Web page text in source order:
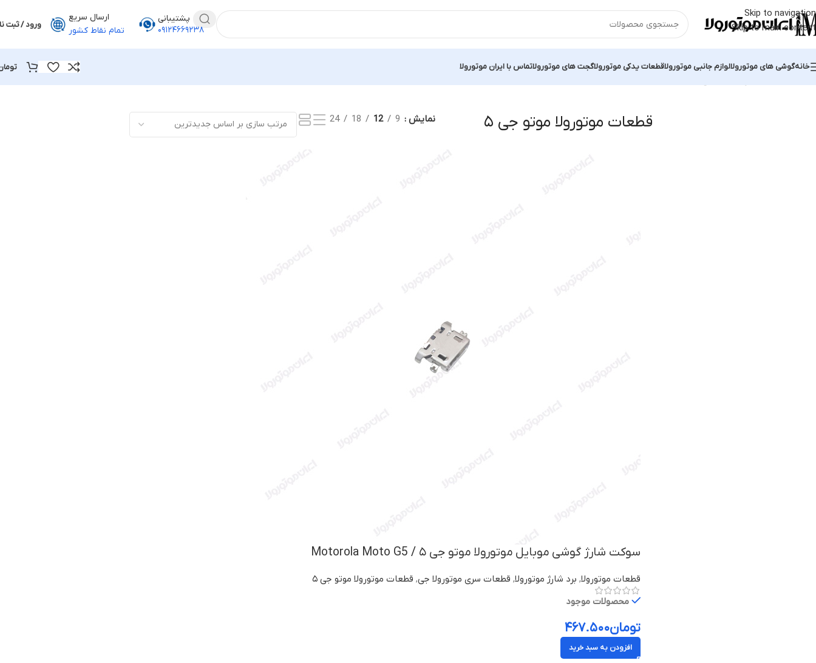
Skip to navigation
Skip to main content
پشتیبانی
۰۹۱۲۴۶۶۹۲۳۸
ارسال سریع
تمام نقاط کشور
ورود / ثبت
خانهگوشی های موتورولالوازم جانبی موتورولاقطعات یدکی موتورولاگجت های موتورولاتماس با ایران موتورولا
قطعات موتورولا موتو جی ۵ نمایش 9
12
18
24
سوکت شارژ گوشی موبایل موتورولا موتو جی ۵ / Motorola Moto G5
قطعات موتورولا, برد شارژ موتورولا, قطعات سری موتورولا جی, قطعات موتورولا موتو جی ۵
محصولات موجود
تومان۴۶۷.۵۰۰
افزودن به سبد خرید